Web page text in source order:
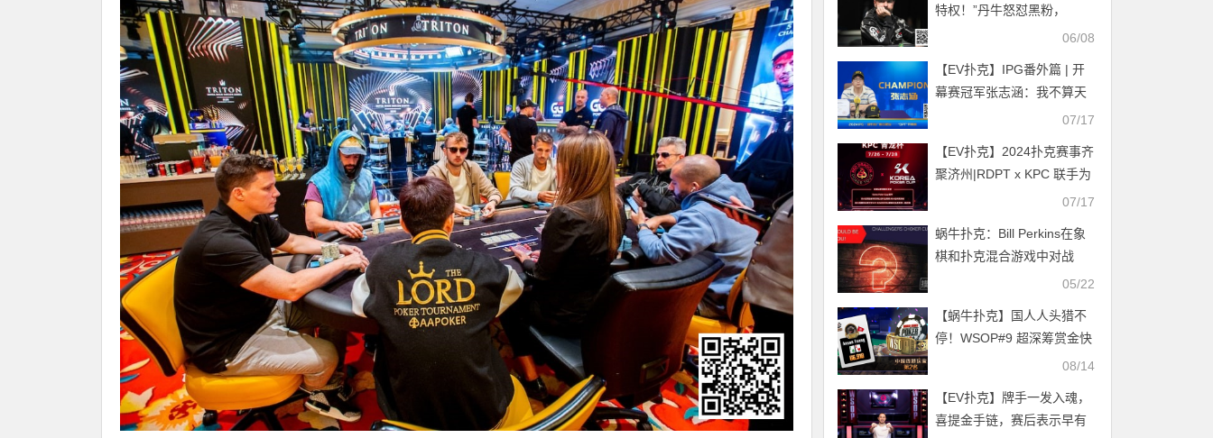
特权！”丹牛怒怼黑粉，
WSOP爆发手机违规争议！
06/08
【EV扑克】IPG番外篇 | 开
幕赛冠军张志涵：我不算天
07/17
【EV扑克】2024扑克赛事齐
聚济州|RDPT x KPC 联手为
07/17
蜗牛扑克：Bill Perkins在象
棋和扑克混合游戏中对战
05/22
【蜗牛扑克】国人人头猎不
停！WSOP#9 超深筹赏金快
速赛 让知名主播告诉你何谓
08/14
【EV扑克】牌手一发入魂，
喜提金手链，赛后表示早有